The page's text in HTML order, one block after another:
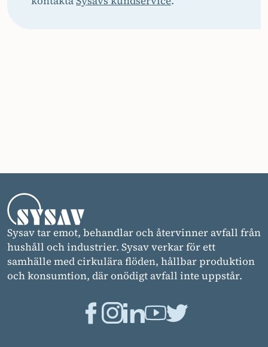
Sysav tar emot, behandlar och återvinner avfall från
hushåll och industrier. Sysav verkar för ett
samhälle med cirkulära flöden, hållbar produktion
och konsumtion, där onödigt avfall inte uppstår.